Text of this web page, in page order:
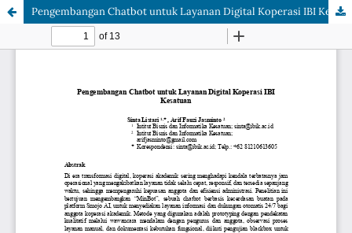
Pengembangan Chatbot untuk Layanan Digital Koperasi IBI Kesatuan